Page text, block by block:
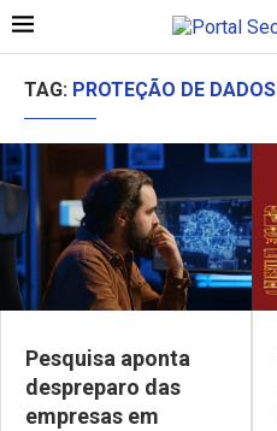
TAG: PROTEÇÃO DE DADOS
Pesquisa aponta
despreparo das
empresas em